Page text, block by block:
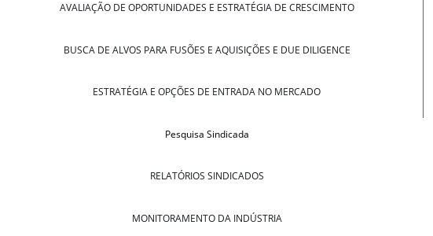
AVALIAÇÃO DE OPORTUNIDADES E ESTRATÉGIA DE CRESCIMENTO
BUSCA DE ALVOS PARA FUSÕES E AQUISIÇÕES E DUE DILIGENCE
ESTRATÉGIA E OPÇÕES DE ENTRADA NO MERCADO
Pesquisa Sindicada
RELATÓRIOS SINDICADOS
MONITORAMENTO DA INDÚSTRIA